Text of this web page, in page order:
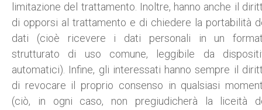
limitazione del trattamento. Inoltre, hanno anche il
di opporsi al trattamento e di chiedere la portabilità
dati (cioè ricevere i dati personali in un
strutturato di uso comune, leggibile da
automatici). Infine, gli interessati hanno sempre il
di revocare il proprio consenso in qualsiasi
(ciò, in ogni caso, non pregiudicherà la liceità